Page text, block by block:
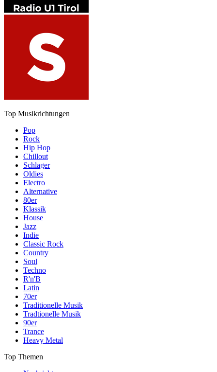
Top Musikrichtungen
Pop
Rock
Hip Hop
Chillout
Schlager
Oldies
Electro
Alternative
80er
Klassik
House
Jazz
Indie
Classic Rock
Country
Soul
Techno
R'n'B
Latin
70er
Traditionelle Musik
Tradtionelle Musik
90er
Trance
Heavy Metal
Top Themen